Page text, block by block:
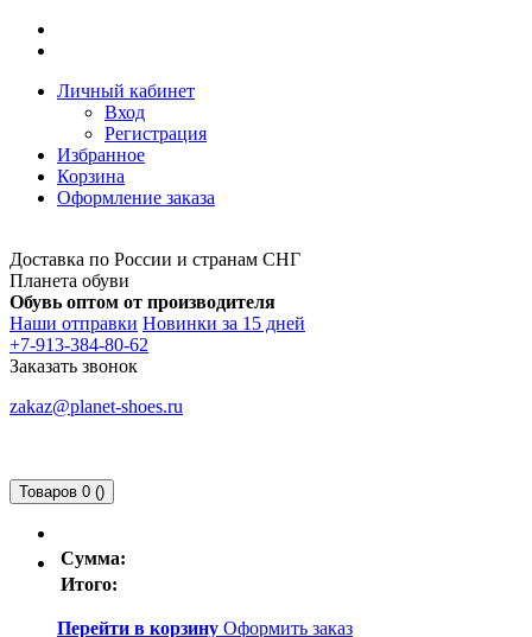
Личный кабинет
Вход
Регистрация
Избранное
Корзина
Оформление заказа
Доставка по России и странам СНГ
Планета обуви
Обувь оптом от производителя
Наши отправки Новинки за 15 дней
+7-913-384-80-62
Заказать звонок
zakaz@planet-shoes.ru
Товаров 0 ()
Сумма:
Итого:
Перейти в корзину Оформить заказ